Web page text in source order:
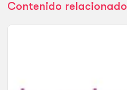
Contenido relacionado